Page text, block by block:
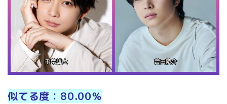
似てる度：80.00％